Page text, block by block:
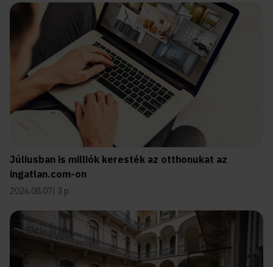
Júliusban is milliók keresték az otthonukat az
ingatlan.com-on
2026.08.07 3 p